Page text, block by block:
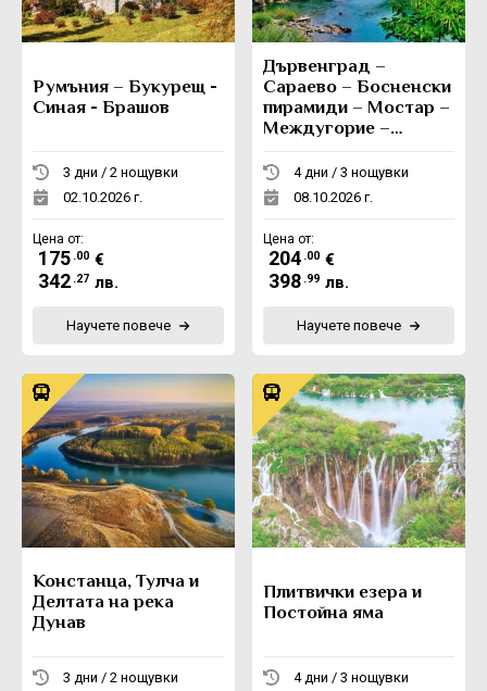
Румъния – Букурещ -
Синая - Брашов
3 дни / 2 нощувки
02.10.2026 г.
Цена от:
175 .00 €
342 .27 лв.
Научете повече
Дървенград –
Сараево – Босненски
пирамиди – Мостар –
Междугорие –
Каменград4 дни / 3 нощувки
08.10.2026 г.
Цена от:
204 .00 €
398 .99 лв.
Научете повече
Констанца, Тулча и
Делтата на река
Дунав
3 дни / 2 нощувки
Плитвички езера и
Постойна яма
4 дни / 3 нощувки